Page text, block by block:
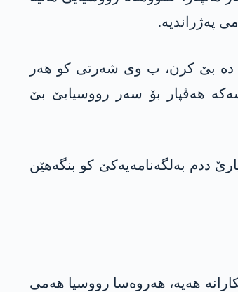
دە بێ کرن، ب وی شەرتی کو ھەر
ھەڤپار بۆ سەر رووسیایێ بێ
ددم بەلگەنامەیەکێ کو بنگەھێن
ھەیە، ھەروەسا رووسیا ھەمی